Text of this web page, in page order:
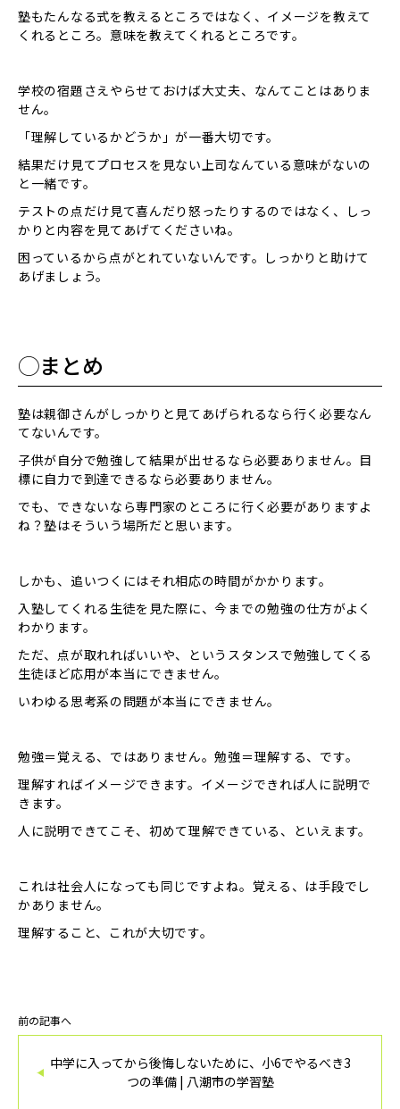
塾もたんなる式を教えるところではなく、イメージを教えて
くれるところ。意味を教えてくれるところです。
学校の宿題さえやらせておけば大丈夫、なんてことはありま
せん。
「理解しているかどうか」が一番大切です。
結果だけ見てプロセスを見ない上司なんている意味がないの
と一緒です。
テストの点だけ見て喜んだり怒ったりするのではなく、しっ
かりと内容を見てあげてくださいね。
困っているから点がとれていないんです。しっかりと助けて
あげましょう。
◯まとめ
塾は親御さんがしっかりと見てあげられるなら行く必要なん
てないんです。
子供が自分で勉強して結果が出せるなら必要ありません。目
標に自力で到達できるなら必要ありません。
でも、できないなら専門家のところに行く必要がありますよ
ね？塾はそういう場所だと思います。
しかも、追いつくにはそれ相応の時間がかかります。
入塾してくれる生徒を見た際に、今までの勉強の仕方がよく
わかります。
ただ、点が取れればいいや、というスタンスで勉強してくる
生徒ほど応用が本当にできません。
いわゆる思考系の問題が本当にできません。
勉強＝覚える、ではありません。勉強＝理解する、です。
理解すればイメージできます。イメージできれば人に説明で
きます。
人に説明できてこそ、初めて理解できている、といえます。
これは社会人になっても同じですよね。覚える、は手段でし
かありません。
理解すること、これが大切です。
前の記事へ
中学に入ってから後悔しないために、小6でやるべき3
つの準備 | 八潮市の学習塾